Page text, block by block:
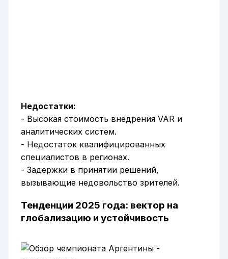
Недостатки:
- Высокая стоимость внедрения VAR и
аналитических систем.
- Недостаток квалифицированных
специалистов в регионах.
- Задержки в принятии решений,
вызывающие недовольство зрителей.
Тенденции 2025 года: вектор на
глобализацию и устойчивость